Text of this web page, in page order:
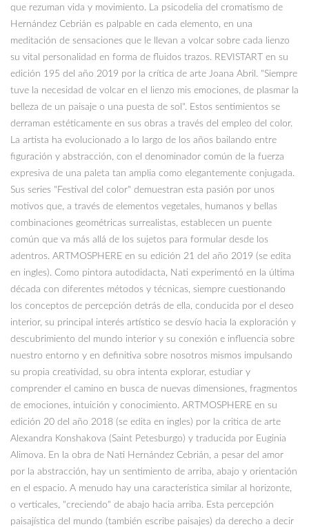
que rezuman vida y movimiento. La psicodelia del cromatismo de
Hernández Cebrián es palpable en cada elemento, en una
meditación de sensaciones que le llevan a volcar sobre cada lienzo
su vital personalidad en forma de fluidos trazos. REVISTART en su
edición 195 del año 2019 por la crítica de arte Joana Abril. "Siempre
tuve la necesidad de volcar en el lienzo mis emociones, de plasmar la
belleza de un paisaje o una puesta de sol". Estos sentimientos se
derraman estéticamente en sus obras a través del empleo del color.
La artista ha evolucionado a lo largo de los años bailando entre
figuración y abstracción, con el denominador común de la fuerza
expresiva de una paleta tan amplia como elegantemente conjugada.
Sus series "Festival del color" demuestran esta pasión por unos
motivos que, a través de elementos vegetales, humanos y bellas
combinaciones geométricas surrealistas, establecen un puente
común que va más allá de los sujetos para formular desde los
adentros. ARTMOSPHERE en su edición 21 del año 2019 (se edita
en ingles). Como pintora autodidacta, Nati experimentó en la última
década con diferentes métodos y técnicas, siempre cuestionando
los conceptos de percepción detrás de ella, conducida por el deseo
interior, su principal interés artístico se desvío hacia la exploración y
descubrimiento del mundo interior y su conexión e influencia sobre
nuestro entorno y en definitiva sobre nosotros mismos impulsando
su propia creatividad, su obra intenta explorar, estudiar y
comprender el camino en busca de nuevas dimensiones, fragmentos
de emociones, intuición y conocimiento. ARTMOSPHERE en su
edición 20 del año 2018 (se edita en ingles) por la critica de arte
Alexandra Konshakova (Saint Petesburgo) y traducida por Euginia
Alimova. En la obra de Nati Hernández Cebrián, a pesar del amor
por la abstracción, hay un sentimiento de arriba, abajo y orientación
en el espacio. A menudo hay una característica similar al horizonte,
o verticales, "creciendo" de abajo hacia arriba. Esta percepción
paisajística del mundo (también escribe paisajes) da derecho a decir